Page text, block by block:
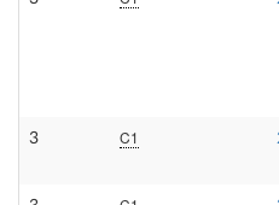
3 C1